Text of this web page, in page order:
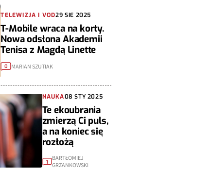
TELEWIZJA I VOD29 SIE 2025
T-Mobile wraca na korty.
Nowa odsłona Akademii
Tenisa z Magdą Linette
0 MARIAN SZUTIAK
NAUKA08 STY 2025
Te ekoubrania
zmierzą Ci puls,
a na koniec się
rozłożą
1
BARTŁOMIEJ
GRZANKOWSKI